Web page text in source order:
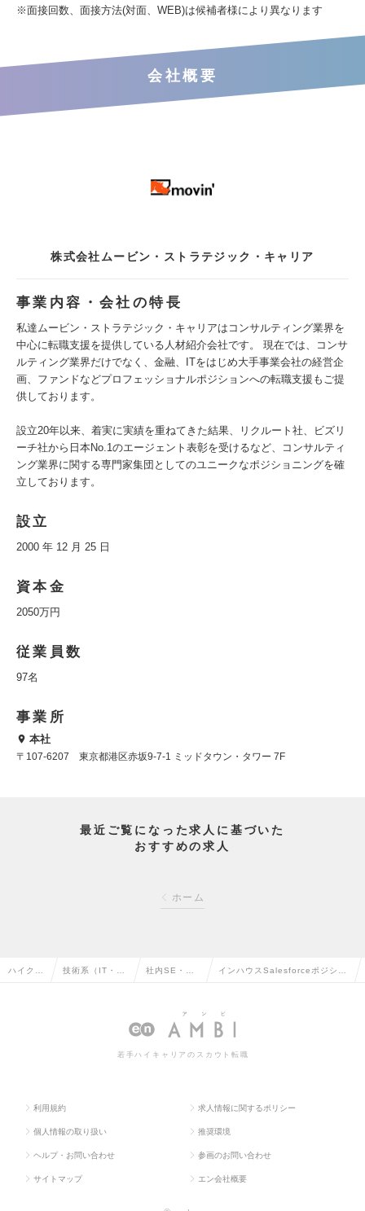
※面接回数、面接方法(対面、WEB)は候補者様により異なります
会社概要
株式会社ムービン・ストラテジック・キャリア
事業内容・会社の特長
私達ムービン・ストラテジック・キャリアはコンサルティング業界を
中心に転職支援を提供している人材紹介会社です。 現在では、コンサ
ルティング業界だけでなく、金融、ITをはじめ大手事業会社の経営企
画、ファンドなどプロフェッショナルポジションへの転職支援もご提
供しております。
設立20年以来、着実に実績を重ねてきた結果、リクルート社、ビズリ
ーチ社から日本No.1のエージェント表彰を受けるなど、コンサルティ
ング業界に関する専門家集団としてのユニークなポジショニングを確
立しております。
設立
2000 年 12 月 25 日
資本金
2050万円
従業員数
97名
事業所
本社
〒107-6207 東京都港区赤坂9-7-1 ミッドタウン・タワー 7F
最近ご覧になった求人に基づいた
おすすめの求人
ホーム
ハイクラ 技術系（IT・W 社内SE・シ
転職
インハウスSalesforceポジショ
求人情報
若手ハイキャリアのスカウト転職
利用規約 求人情報に関するポリシー
個人情報の取り扱い 推奨環境
ヘルプ・お問い合わせ 参画のお問い合わせ
サイトマップ エン会社概要